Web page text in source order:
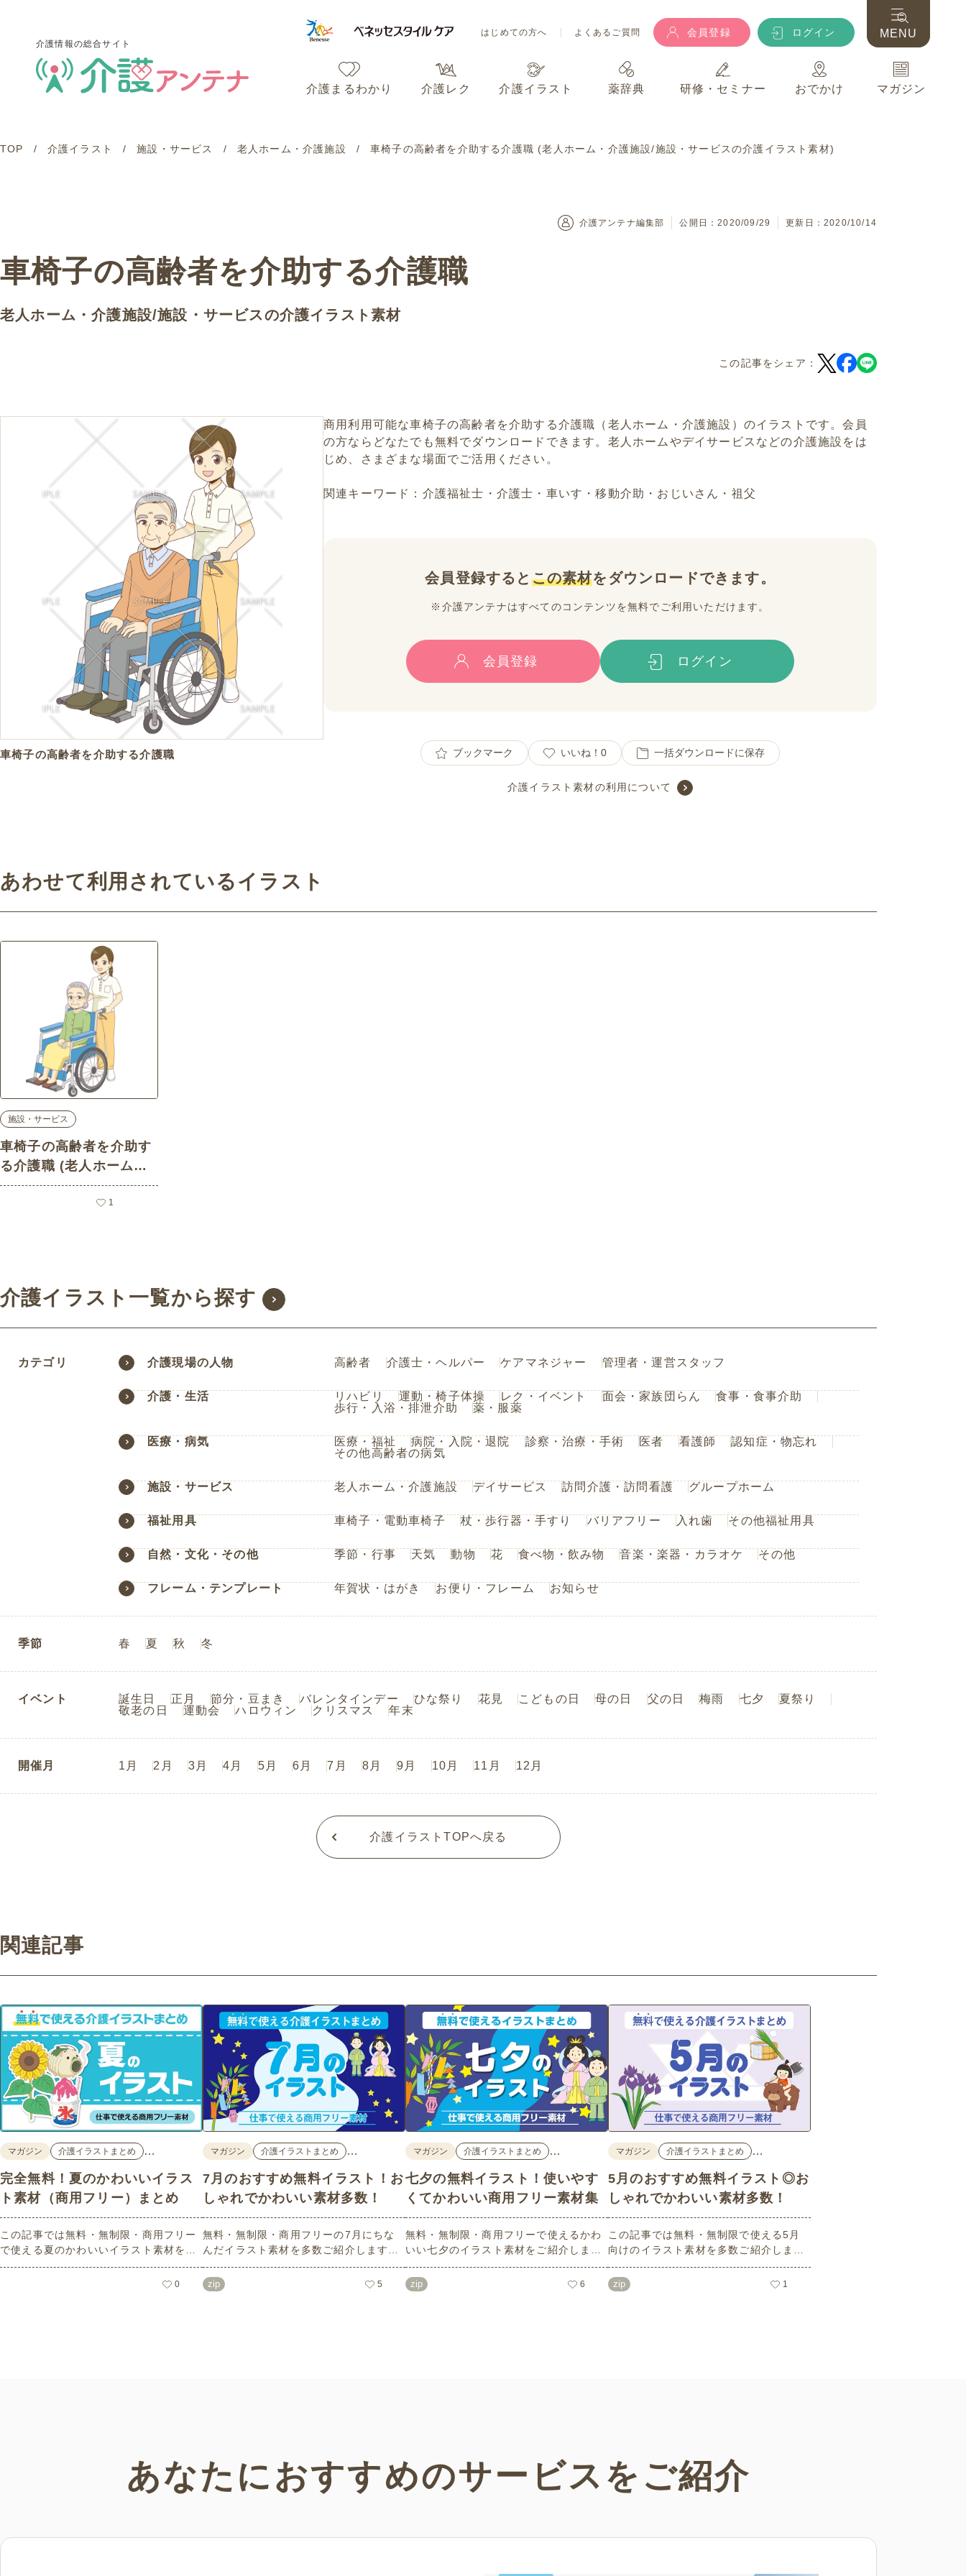
介護情報の総合サイト
はじめての方へ よくあるご質問 会員登録 ログイン
介護まるわかり 介護レク 介護イラスト 薬辞典 研修・セミナー おでかけ マガジン
MENU
介護情報の総合サイト
TOP 介護イラスト 施設・サービス 老人ホーム・介護施設 車椅子の高齢者を介助する介護職 (老人ホーム・介護施設/施設・サービスの介護イラスト素材)
介護アンテナ編集部 公開日：2020/09/29 更新日：2020/10/14
車椅子の高齢者を介助する介護職
老人ホーム・介護施設/施設・サービスの介護イラスト素材
この記事をシェア：
車椅子の高齢者を介助する介護職
商用利用可能な車椅子の高齢者を介助する介護職（老人ホーム・介護施設）のイラストです。会員
の方ならどなたでも無料でダウンロードできます。老人ホームやデイサービスなどの介護施設をは
じめ、さまざまな場面でご活用ください。
関連キーワード：介護福祉士・介護士・車いす・移動介助・おじいさん・祖父
会員登録すると この素材をダウンロードできます。
※介護アンテナはすべてのコンテンツを無料でご利用いただけます。
会員登録 ログイン
ブックマーク いいね！ 0 一括ダウンロードに保存
介護イラスト素材の利用について
あわせて利用されているイラスト
施設・サービス
車椅子の高齢者を介助す
る介護職 (老人ホーム・
介護施設/施設・サービス
の介護イラスト素材)
1
介護イラスト一覧から探す
カテゴリ 介護現場の人物 高齢者 介護士・ヘルパー ケアマネジャー 管理者・運営スタッフ
介護・生活 リハビリ 運動・椅子体操 レク・イベント 面会・家族団らん
食事・食事介助
歩行・入浴・排泄介助
薬・服薬
医療・病気 医療・福祉 病院・入院・退院 診察・治療・手術 医者 看護師
認知症・物忘れ
その他高齢者の病気
施設・サービス 老人ホーム・介護施設 デイサービス 訪問介護・訪問看護 グループホーム
福祉用具 車椅子・電動車椅子 杖・歩行器・手すり バリアフリー 入れ歯 その他福祉用具
自然・文化・その他 季節・行事 天気 動物 花 食べ物・飲み物 音楽・楽器・カラオケ その他
フレーム・テンプレート 年賀状・はがき お便り・フレーム お知らせ
季節 春 夏 秋 冬
イベント 誕生日 正月 節分・豆まき バレンタインデー ひな祭り 花見 こどもの日 母の日 父の日 梅雨 七夕
夏祭り
敬老の日
運動会 ハロウィン クリスマス 年末
開催月 1月 2月 3月 4月 5月 6月 7月 8月 9月 10月 11月 12月
介護イラストTOPへ戻る
関連記事
マガジン 介護イラストまとめ …
完全無料！夏のかわいいイラス
ト素材（商用フリー）まとめ
この記事では無料・無制限・商用フリー
で使える夏のかわいいイラスト素材を多
数ご紹介いたします。夏の花であるひま
わりや朝顔、夏祭り、花火、七夕など夏
0
マガジン 介護イラストまとめ …
7月のおすすめ無料イラスト！お
しゃれでかわいい素材多数！
無料・無制限・商用フリーの7月にちな
んだイラスト素材を多数ご紹介します。
どれも印刷に適した解像度で、点数制限
なしで自由に使える素材ばかり♪どなたで
もご利用いただけます！ぜひご活用くだ
zip 5
マガジン 介護イラストまとめ …
七夕の無料イラスト！使いやす
くてかわいい商用フリー素材集
無料・無制限・商用フリーで使えるかわ
いい七夕のイラスト素材をご紹介しま
す。短冊の印刷用テンプレート、飾り文
字、使いやすいフレーム素材など多種多
様なイラストをご用意。学校や会社、老
zip 6
マガジン 介護イラストまとめ …
5月のおすすめ無料イラスト◎お
しゃれでかわいい素材多数！
この記事では無料・無制限で使える5月
向けのイラスト素材を多数ご紹介しま
す。商用フリーの可愛くておしゃれなイ
ラスト素材が多数！こどもの日（端午の
節句）や母の日などの5月ならではのイ
zip 1
あなたにおすすめのサービスをご紹介